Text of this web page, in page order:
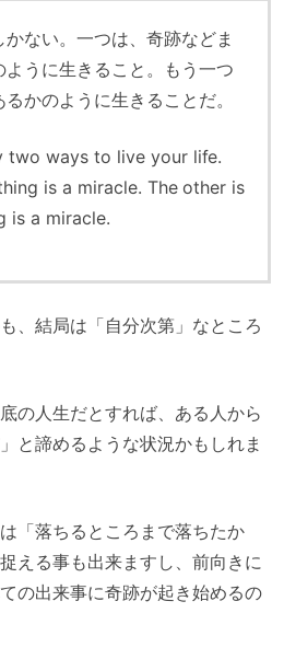
ない。一つは、奇跡などま
うに生きること。もう一つ
かのように生きることだ。
ways to live your life.
is a miracle. The other is
is a miracle.
、結局は「自分次第」なところ
の人生だとすれば、ある人から
と諦めるような状況かもしれま
「落ちるところまで落ちたか
える事も出来ますし、前向きに
の出来事に奇跡が起き始めるの